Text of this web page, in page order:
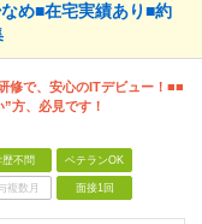
め■在宅実績あり■約
修で、安心のITデビュー！■■
方、必見です！
歴不問 ベテランOK
複数月 面接1回